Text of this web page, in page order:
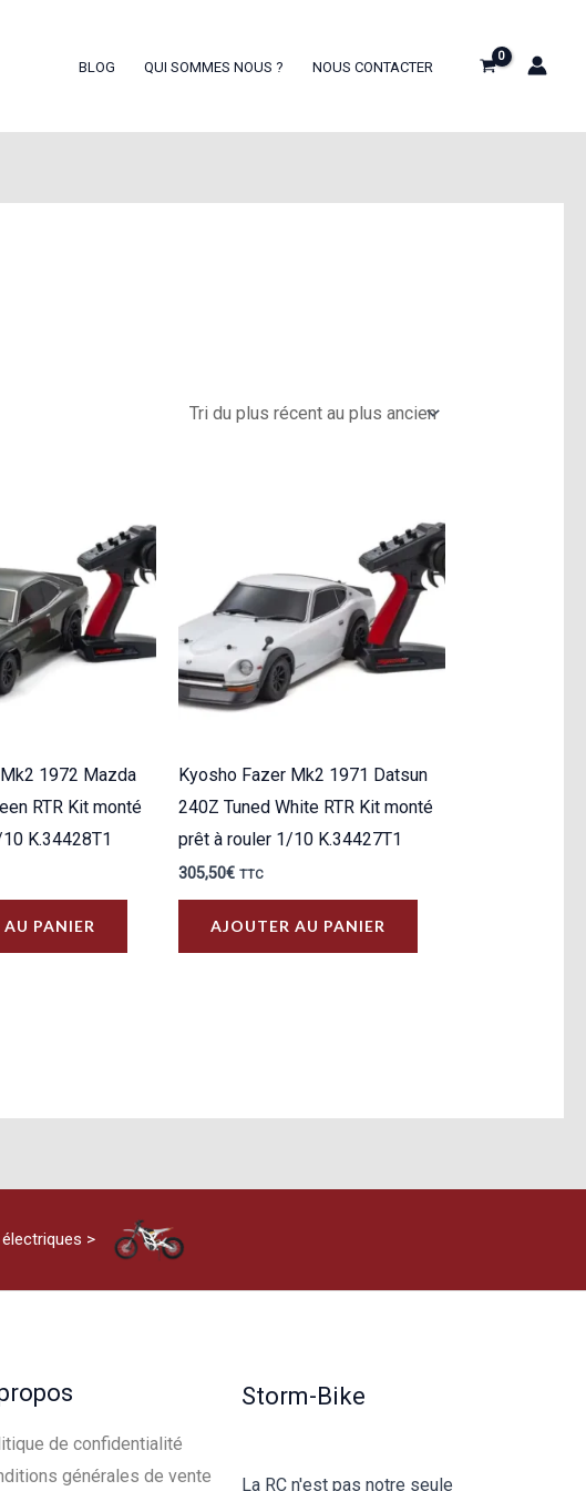
BLOG QUI SOMMES NOUS ? NOUS CONTACTER
1972 Mazda
RTR Kit monté
K.34428T1
PANIER
Kyosho Fazer Mk2 1971 Datsun
240Z Tuned White RTR Kit monté
prêt à rouler 1/10 K.34427T1
305,50€ TTC
AJOUTER AU PANIER
>
de confidentialité
générales de vente
Storm-Bike
La RC n'est pas notre seule